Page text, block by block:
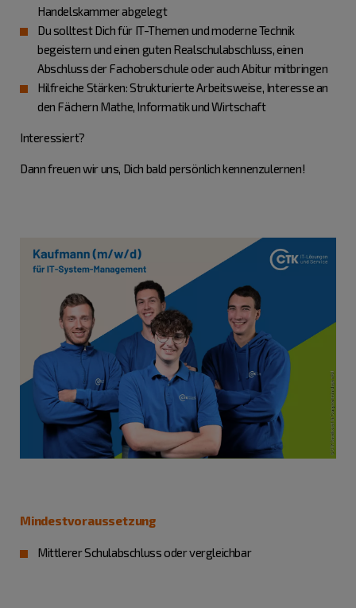
Handelskammer abgelegt
Du solltest Dich für IT-Themen und moderne Technik
begeistern und einen guten Realschulabschluss, einen
Abschluss der Fachoberschule oder auch Abitur mitbringen
Hilfreiche Stärken: Strukturierte Arbeitsweise, Interesse an
den Fächern Mathe, Informatik und Wirtschaft
Interessiert?
Dann freuen wir uns, Dich bald persönlich kennenzulernen!
Mindestvoraussetzung
Mittlerer Schulabschluss oder vergleichbar